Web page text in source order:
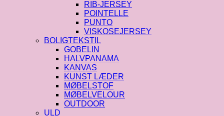
RIB-JERSEY
POINTELLE
PUNTO
VISKOSEJERSEY
BOLIGTEKSTIL
GOBELIN
HALVPANAMA
KANVAS
KUNST LÆDER
MØBELSTOF
MØBELVELOUR
OUTDOOR
ULD